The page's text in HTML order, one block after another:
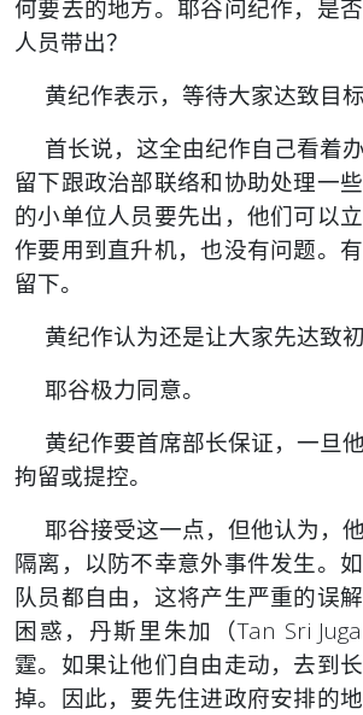
何要去的地方。耶谷问纪作，是
人员带出？
黄纪作表示，等待大家达致目标
首长说，这全由纪作自己看着
留下跟政治部联络和协助处理一
的小单位人员要先出，他们可以
作要用到直升机，也没有问题。
留下。
黄纪作认为还是让大家先达致初
耶谷极力同意。
黄纪作要首席部长保证，一旦
拘留或提控。
耶谷接受这一点，但他认为，
隔离，以防不幸意外事件发生。
队员都自由，这将产生严重的误
困惑，丹斯里朱加（Tan Sri
霆。 如果让他们自由走动，去到
掉。因此，要先住进政府安排的